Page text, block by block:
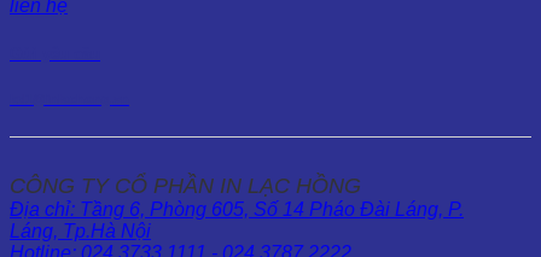
CÔNG TY CỔ PHẦN IN LẠC HỒNG
Địa chỉ: Tầng 6, Phòng 605, Số 14 Pháo Đài Láng, P.
Láng, Tp.Hà Nội